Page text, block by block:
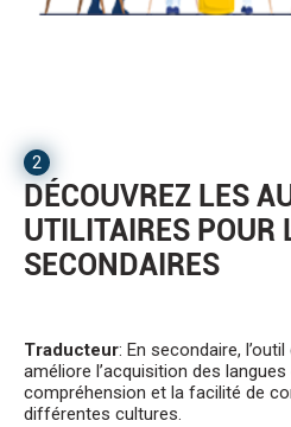
2
DÉCOUVREZ LES
UTILITAIRES POUR
SECONDAIRES
Traducteur: En secondaire,
améliore l’acquisition des
compréhension et la facilité de
différentes cultures.